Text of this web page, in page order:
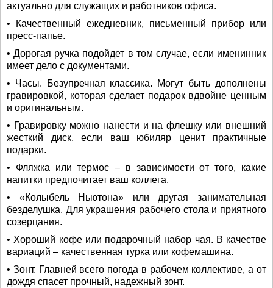
актуально для служащих и работников офиса.
• Качественный ежедневник, письменный прибор или
пресс-папье.
• Дорогая ручка подойдет в том случае, если именинник
имеет дело с документами.
• Часы. Безупречная классика. Могут быть дополнены
гравировкой, которая сделает подарок вдвойне ценным
и оригинальным.
• Гравировку можно нанести и на флешку или внешний
жесткий диск, если ваш юбиляр ценит практичные
подарки.
• Фляжка или термос – в зависимости от того, какие
напитки предпочитает ваш коллега.
• «Колыбель Ньютона» или другая занимательная
безделушка. Для украшения рабочего стола и приятного
созерцания.
• Хороший кофе или подарочный набор чая. В качестве
вариаций – качественная турка или кофемашина.
• Зонт. Главней всего погода в рабочем коллективе, а от
дождя спасет прочный, надежный зонт.